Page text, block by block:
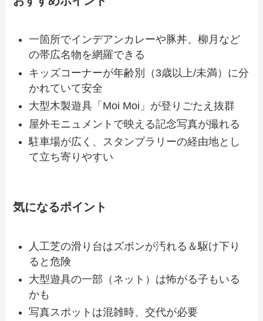
一箇所でインデアンカレーや豚丼、柳月など
の帯広名物を網羅できる
キッズコーナーが年齢別（3歳以上/未満）に分
かれていて安全
大型木製遊具「Moi Moi」が登りごたえ抜群
屋外モニュメントで映える記念写真が撮れる
駐車場が広く、スタンプラリーの経由地とし
て立ち寄りやすい
気になるポイント
人工芝の滑り台はズボンが汚れる＆駆け下り
ると危険
大型遊具の一部（ネット）は怖がる子もいる
かも
写真スポットは混雑時、交代が必要